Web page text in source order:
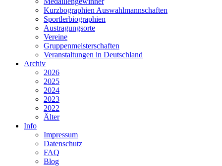
Kurzbographien Auswahlmannschaften
Sportlerbiographien
Austragungsorte
Vereine
Gruppenmeisterschaften
Veranstaltungen in Deutschland
Archiv
2026
2025
2024
2023
2022
Älter
Info
Impressum
Datenschutz
FAQ
Blog